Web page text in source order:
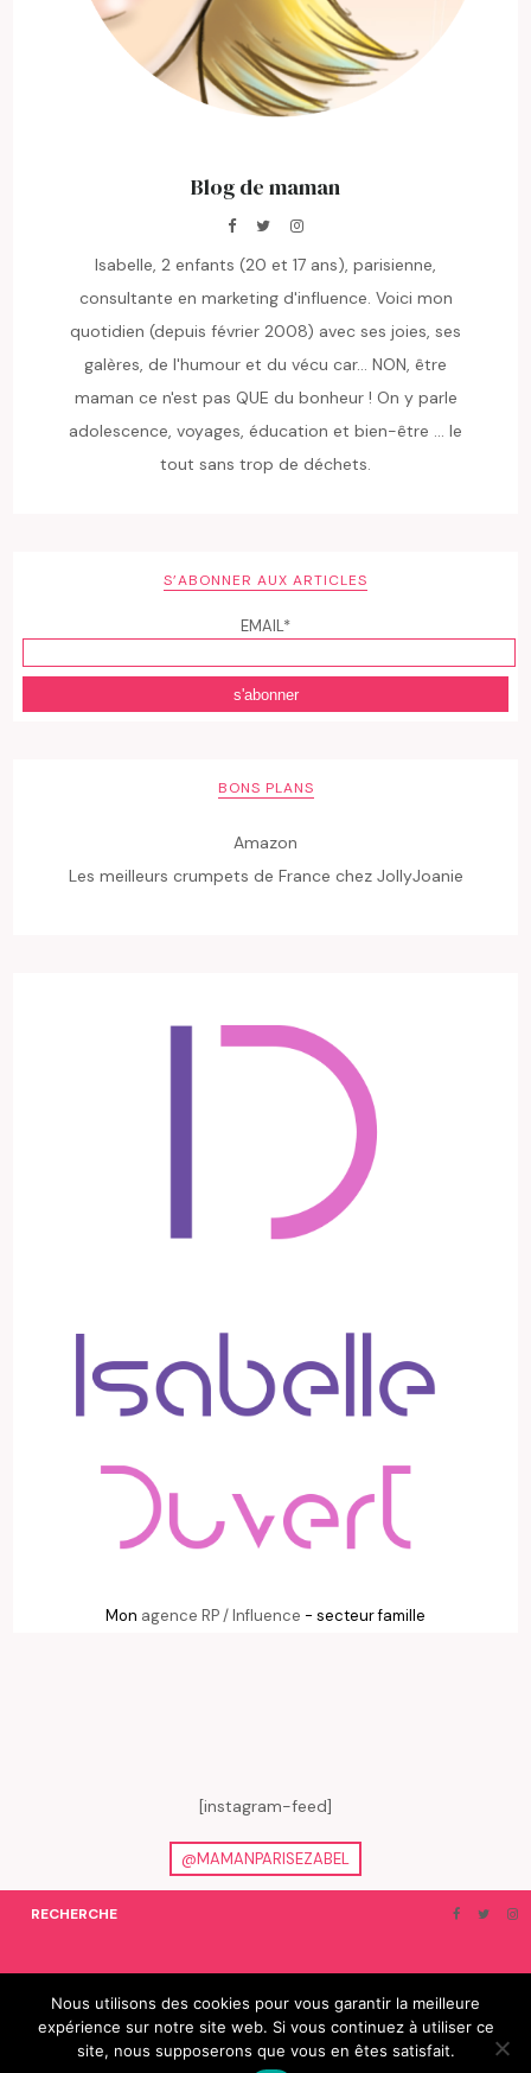
Blog de maman
Isabelle, 2 enfants (20 et 17 ans), parisienne,
consultante en marketing d'influence. Voici mon
quotidien (depuis février 2008) avec ses joies, ses
galères, de l'humour et du vécu car... NON, être
maman ce n'est pas QUE du bonheur ! On y parle
adolescence, voyages, éducation et bien-être ... le
tout sans trop de déchets.
S’ABONNER AUX ARTICLES
EMAIL*
BONS PLANS
Amazon
Les meilleurs crumpets de France chez JollyJoanie
Mon agence RP / Influence - secteur famille
[instagram-feed]
@MAMANPARISEZABEL
RECHERCHE
ON EN PARLE… BLOGROLL
© 2019 e-Zabel - tous droits réservés. fabriqué avec amour par
camille villard | cdltbisou
Nous utilisons des cookies pour vous garantir la meilleure
expérience sur notre site web. Si vous continuez à utiliser ce
site, nous supposerons que vous en êtes satisfait.